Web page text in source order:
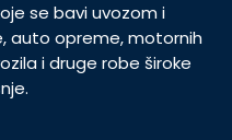
se bavi uvozom i
auto opreme, motornih
i druge robe široke